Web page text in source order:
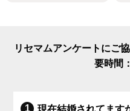
リセマムアンケートにご
要時間
現在結婚されてます